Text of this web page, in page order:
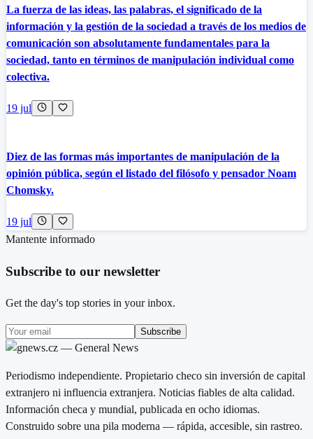
La fuerza de las ideas, las palabras, el significado de la
información y la gestión de la sociedad a través de los medios de
comunicación son absolutamente fundamentales para la
sociedad, tanto en términos de manipulación individual como
colectiva.
19 jul
Diez de las formas más importantes de manipulación de la
opinión pública, según el listado del filósofo y pensador Noam
Chomsky.
19 jul
Mantente informado
Subscribe to our newsletter
Get the day's top stories in your inbox.
Subscribe
Periodismo independiente. Propietario checo sin inversión de capital
extranjero ni influencia extranjera. Noticias fiables de alta calidad.
Información checa y mundial, publicada en ocho idiomas.
Construido sobre una pila moderna — rápida, accesible, sin rastreo.